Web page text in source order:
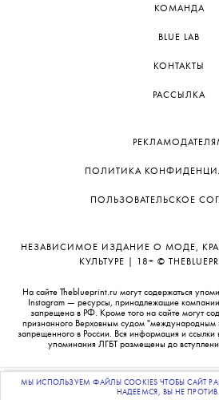
ПОДПИСЫВАЙТЕСЬНА НАШУ
КОМАНДА
BLUE LAB
КОНТАКТЫ
РАССЫЛКА
ПОЛИТИКА
ПОЛЬЗОВАТЕЛЬСКОЕ
НЕЗАВИСИМОЕ ИЗДАНИЕ О МОДЕ,
КУЛЬТУРЕ | 18+ ©
На сайте Theblueprint.ru могут содержаться
Instagram — ресурсы, принадлежащие компании
запрещена в РФ. Кроме того на сайте могут
признанного Верховным судом "международным
запрещенного в России. Вся информация и ссылки
упоминания ЛГБТ размещены до
МЫ ИСПОЛЬЗУЕМ ФАЙЛЫ COOKIES ЧТОБЫ САЙТ
НАДЕЕМСЯ, ВЫ НЕ ПРОТИВ.